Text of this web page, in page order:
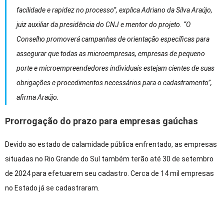
facilidade e rapidez no processo”, explica Adriano da Silva Araújo,
juiz auxiliar da presidência do CNJ e mentor do projeto. “O
Conselho promoverá campanhas de orientação específicas para
assegurar que todas as microempresas, empresas de pequeno
porte e microempreendedores individuais estejam cientes de suas
obrigações e procedimentos necessários para o cadastramento”,
afirma Araújo.
Prorrogação do prazo para empresas gaúchas
Devido ao estado de calamidade pública enfrentado, as empresas
situadas no Rio Grande do Sul também terão até 30 de setembro
de 2024 para efetuarem seu cadastro. Cerca de 14 mil empresas
no Estado já se cadastraram.